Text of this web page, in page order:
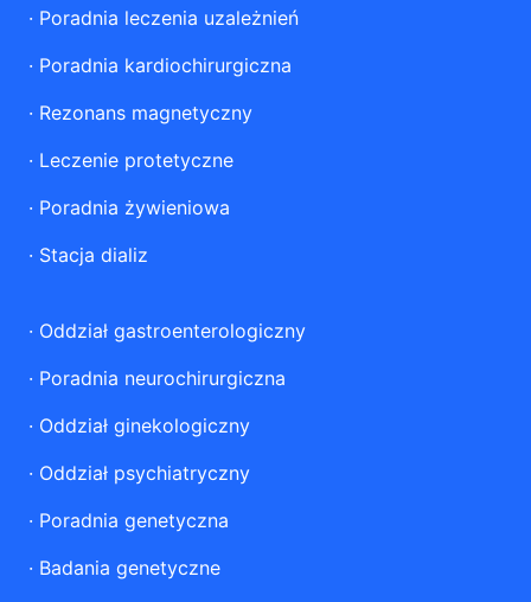
· Poradnia leczenia uzależnień
· Poradnia kardiochirurgiczna
· Rezonans magnetyczny
· Leczenie protetyczne
· Poradnia żywieniowa
· Stacja dializ
· Oddział gastroenterologiczny
· Poradnia neurochirurgiczna
· Oddział ginekologiczny
· Oddział psychiatryczny
· Poradnia genetyczna
· Badania genetyczne